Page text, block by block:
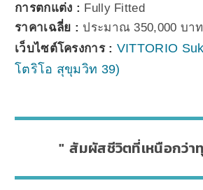
การตกแต่ง : Fully Fitted
ราคาเฉลี่ย : ประมาณ 350,000 บา
เว็บไซต์โครงการ : VITTORIO
โตริโอ สุขุมวิท 39)
สัมผัสชีวิตที่เหนือกว่า